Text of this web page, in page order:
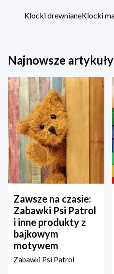
Klocki drewnianeKlocki
Najnowsze artykuły
Zawsze na czasie:
Zabawki Psi Patrol
i inne produkty z
bajkowym
motywem
Zabawki Psi Patrol